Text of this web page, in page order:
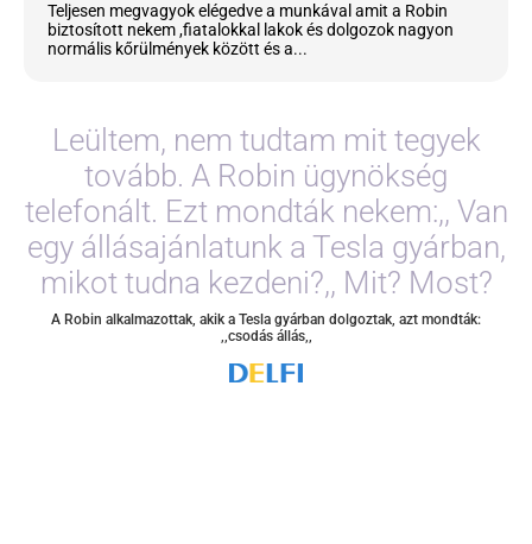
Teljesen megvagyok elégedve a munkával amit a Robin
biztosított nekem ,fiatalokkal lakok és dolgozok nagyon
normális kőrülmények között és a...
Leültem, nem tudtam mit tegyek
tovább. A Robin ügynökség
telefonált. Ezt mondták nekem:,, Van
egy állásajánlatunk a Tesla gyárban,
mikot tudna kezdeni?,, Mit? Most?
A Robin alkalmazottak, akik a Tesla gyárban dolgoztak, azt mondták:
,,csodás állás,,